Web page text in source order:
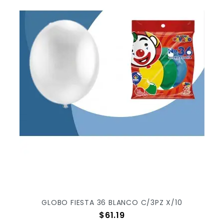
GLOBO FIESTA 36 BLANCO C/3PZ X/10
Precio
$61.19